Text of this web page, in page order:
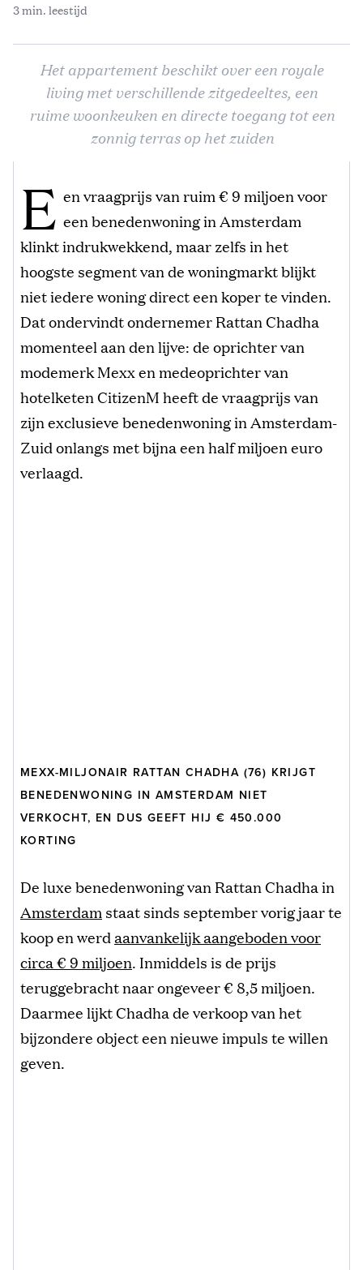
3 min. leestijd
Het appartement beschikt over een royale
living met verschillende zitgedeeltes, een
ruime woonkeuken en directe toegang tot een
zonnig terras op het zuiden
E en vraagprijs van ruim € 9 miljoen voor
een benedenwoning in Amsterdam
klinkt indrukwekkend, maar zelfs in het
hoogste segment van de woningmarkt blijkt
niet iedere woning direct een koper te vinden.
Dat ondervindt ondernemer Rattan Chadha
momenteel aan den lijve: de oprichter van
modemerk Mexx en medeoprichter van
hotelketen CitizenM heeft de vraagprijs van
zijn exclusieve benedenwoning in Amsterdam-
Zuid onlangs met bijna een half miljoen euro
verlaagd.
MEXX-MILJONAIR RATTAN CHADHA (76) KRIJGT
BENEDENWONING IN AMSTERDAM NIET
VERKOCHT, EN DUS GEEFT HIJ € 450.000
KORTING
De luxe benedenwoning van Rattan Chadha in
Amsterdam staat sinds september vorig jaar te
koop en werdaanvankelijk aangeboden voor
circa € 9 miljoen. Inmiddels is de prijs
teruggebracht naar ongeveer € 8,5 miljoen.
Daarmee lijkt Chadha de verkoop van het
bijzondere object een nieuwe impuls te willen
geven.